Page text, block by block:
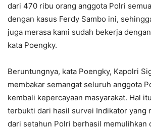
dari 470 ribu orang anggota Polri
dengan kasus Ferdy Sambo ini,
juga merasa kami sudah bekerja
kata Poengky.
Beruntungnya, kata Poengky, Kapolri
membakar semangat seluruh anggota
kembali kepercayaan masyarakat. Hal
terbukti dari hasil survei Indikator yang
dari setahun Polri berhasil memulihkan